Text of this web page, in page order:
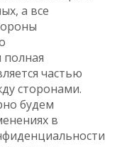
а все
полная
частью
сторонами.
будем
в